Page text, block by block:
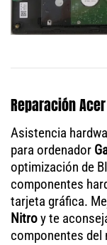
Reparación
Asistencia
para ordenador
optimización de
componentes
tarjeta gráfica.
Nitroy te
componentes del